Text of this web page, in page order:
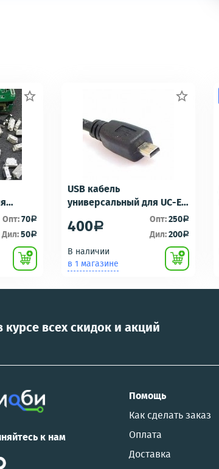

KGB,
Опт:70a
Дил:50a

USB кабель
универсальный для UC-E6
UC-E16 UC-E17 зарядка/
подключению к пк для
NIKON/SONY COOL
PIX/PANASONIC/OLYMPUS
400a Опт:250a
Дил:200a
В наличии
в 1 магазине
курсе всех скидок и акций
к нам
Помощь
Как сделать заказ
Оплата
Доставка